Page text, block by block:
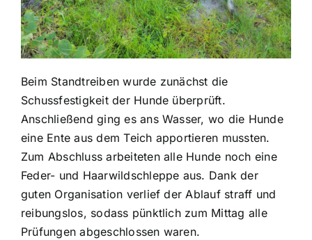
Beim Standtreiben wurde zunächst die
Schussfestigkeit der Hunde überprüft.
Anschließend ging es ans Wasser, wo die Hunde
eine Ente aus dem Teich apportieren mussten.
Zum Abschluss arbeiteten alle Hunde noch eine
Feder- und Haarwildschleppe aus. Dank der
guten Organisation verlief der Ablauf straff und
reibungslos, sodass pünktlich zum Mittag alle
Prüfungen abgeschlossen waren.